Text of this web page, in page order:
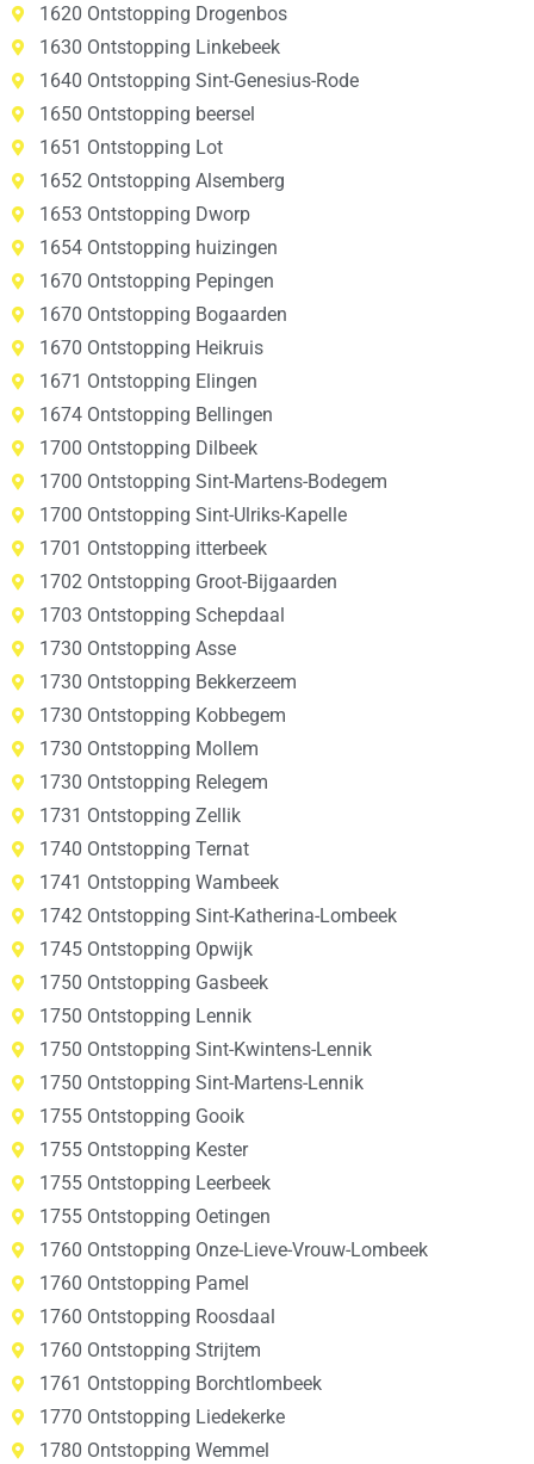
1620 Ontstopping Drogenbos
1630 Ontstopping Linkebeek
1640 Ontstopping Sint-Genesius-Rode
1650 Ontstopping beersel
1651 Ontstopping Lot
1652 Ontstopping Alsemberg
1653 Ontstopping Dworp
1654 Ontstopping huizingen
1670 Ontstopping Pepingen
1670 Ontstopping Bogaarden
1670 Ontstopping Heikruis
1671 Ontstopping Elingen
1674 Ontstopping Bellingen
1700 Ontstopping Dilbeek
1700 Ontstopping Sint-Martens-Bodegem
1700 Ontstopping Sint-Ulriks-Kapelle
1701 Ontstopping itterbeek
1702 Ontstopping Groot-Bijgaarden
1703 Ontstopping Schepdaal
1730 Ontstopping Asse
1730 Ontstopping Bekkerzeem
1730 Ontstopping Kobbegem
1730 Ontstopping Mollem
1730 Ontstopping Relegem
1731 Ontstopping Zellik
1740 Ontstopping Ternat
1741 Ontstopping Wambeek
1742 Ontstopping Sint-Katherina-Lombeek
1745 Ontstopping Opwijk
1750 Ontstopping Gasbeek
1750 Ontstopping Lennik
1750 Ontstopping Sint-Kwintens-Lennik
1750 Ontstopping Sint-Martens-Lennik
1755 Ontstopping Gooik
1755 Ontstopping Kester
1755 Ontstopping Leerbeek
1755 Ontstopping Oetingen
1760 Ontstopping Onze-Lieve-Vrouw-Lombeek
1760 Ontstopping Pamel
1760 Ontstopping Roosdaal
1760 Ontstopping Strijtem
1761 Ontstopping Borchtlombeek
1770 Ontstopping Liedekerke
1780 Ontstopping Wemmel